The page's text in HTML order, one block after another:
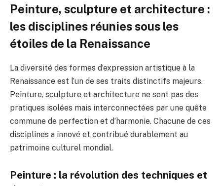
Peinture, sculpture et architecture :
les disciplines réunies sous les
étoiles de la Renaissance
La diversité des formes d’expression artistique à la
Renaissance est l’un de ses traits distinctifs majeurs.
Peinture, sculpture et architecture ne sont pas des
pratiques isolées mais interconnectées par une quête
commune de perfection et d’harmonie. Chacune de ces
disciplines a innové et contribué durablement au
patrimoine culturel mondial.
Peinture : la révolution des techniques et